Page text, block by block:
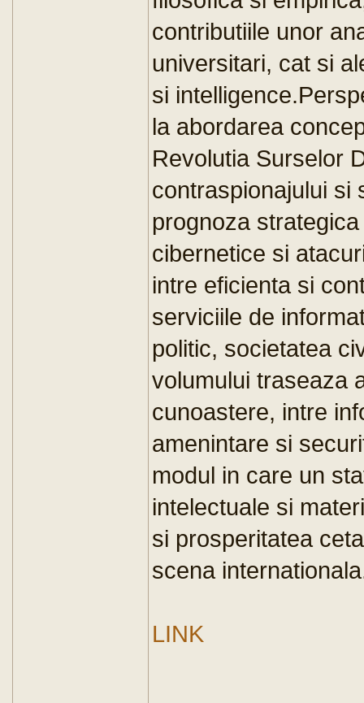
contributiile unor
universitari, cat si
si
la abordarea
Revolutia Surselor
contraspionajului si
prognoza
cibernetice si
intre eficienta si
serviciile de
politic, societatea
volumului traseaza
cunoastere, intre
amenintare si
modul in care un
intelectuale si
si prosperitatea
scena
LINK